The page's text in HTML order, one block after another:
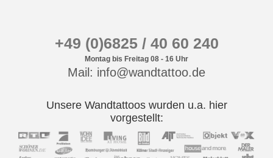
+49 (0)6825 / 40 60 240
Montag bis Freitag 08 - 16 Uhr
Mail: info@wandtattoo.de
Unsere Wandtattoos wurden u.a. hier
vorgestellt: